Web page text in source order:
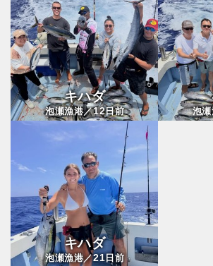
キハダ
泡瀬漁港／12日前 泡
キハダ
泡瀬漁港／21日前